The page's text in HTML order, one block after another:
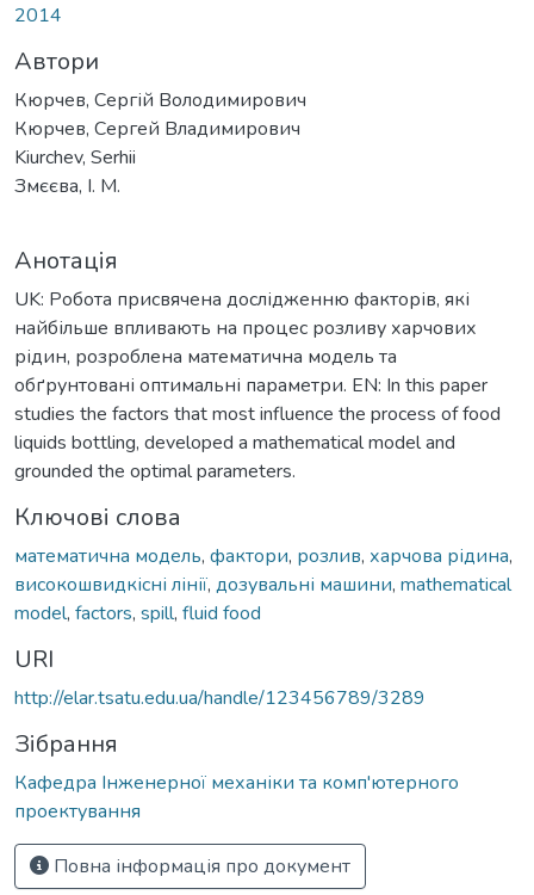
2014
Автори
Кюрчев, Сергій Володимирович
Кюрчев, Сергей Владимирович
Kiurchеv, Serhii
Змєєва, І. М.
Анотація
UK: Робота присвячена дослідженню факторів, які
найбільше впливають на процес розливу харчових
рідин, розроблена математична модель та
обґрунтовані оптимальні параметри. EN: In this paper
studies the factors that most influence the process of food
liquids bottling, developed a mathematical model and
grounded the optimal parameters.
Ключові слова
математична модель, фактори, розлив, харчова рідина,
високошвидкісні лінії, дозувальні машини, mathematical
model, factors, spill, fluid food
URI
http://elar.tsatu.edu.ua/handle/123456789/3289
Зібрання
Кафедра Інженерної механіки та комп'ютерного
проектування
Повна інформація про документ